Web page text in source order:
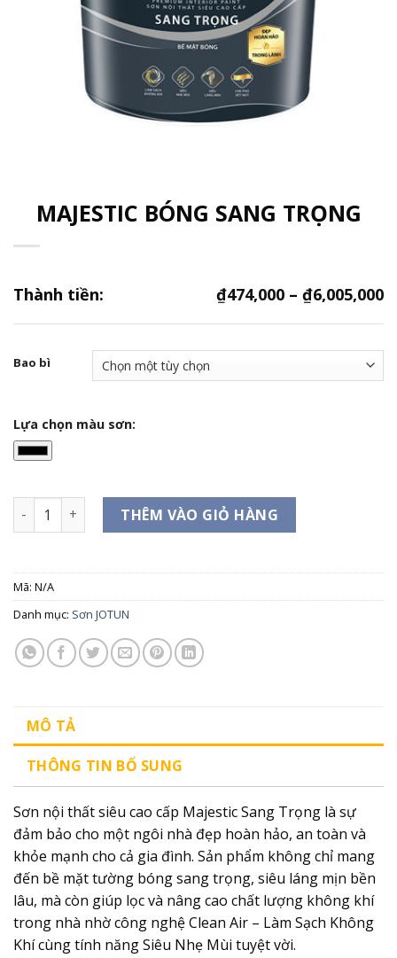
MAJESTIC BÓNG SANG TRỌNG
Thành tiền: ₫474,000 – ₫6,005,000
Bao bì
Lựa chọn màu sơn:
Majestic Bóng Sang Trọng số lượng
THÊM VÀO GIỎ HÀNG
Mã: N/A
Danh mục: Sơn JOTUN
MÔ TẢ
THÔNG TIN BỔ SUNG
Sơn nội thất siêu cao cấp Majestic Sang Trọng là sự
đảm bảo cho một ngôi nhà đẹp hoàn hảo, an toàn và
khỏe mạnh cho cả gia đình. Sản phẩm không chỉ mang
đến bề mặt tường bóng sang trọng, siêu láng mịn bền
lâu, mà còn giúp lọc và nâng cao chất lượng không khí
trong nhà nhờ công nghệ Clean Air – Làm Sạch Không
Khí cùng tính năng Siêu Nhẹ Mùi tuyệt vời.